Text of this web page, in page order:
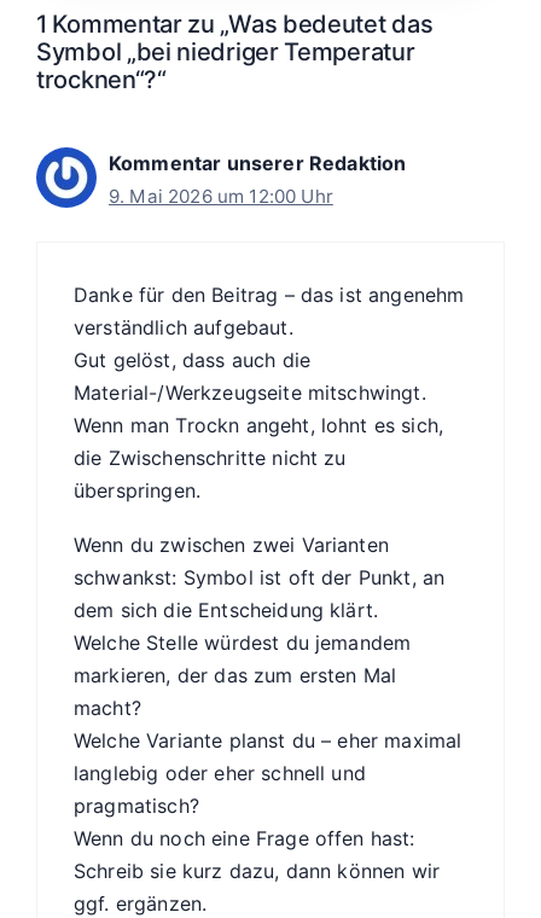
1 Kommentar zu „Was bedeutet das
Symbol „bei niedriger Temperatur
trocknen“?“
Kommentar unserer Redaktion
9. Mai 2026 um 12:00 Uhr
Danke für den Beitrag – das ist angenehm
verständlich aufgebaut.
Gut gelöst, dass auch die
Material-/Werkzeugseite mitschwingt.
Wenn man Trockn angeht, lohnt es sich,
die Zwischenschritte nicht zu
überspringen.
Wenn du zwischen zwei Varianten
schwankst: Symbol ist oft der Punkt, an
dem sich die Entscheidung klärt.
Welche Stelle würdest du jemandem
markieren, der das zum ersten Mal
macht?
Welche Variante planst du – eher maximal
langlebig oder eher schnell und
pragmatisch?
Wenn du noch eine Frage offen hast:
Schreib sie kurz dazu, dann können wir
ggf. ergänzen.